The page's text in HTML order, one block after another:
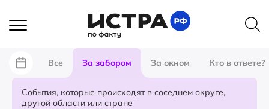
Все За забором За окном Кто в ответе?
События, которые происходят в соседнем округе,
другой области или стране